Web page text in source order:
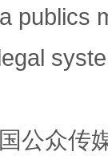
publics
公众传